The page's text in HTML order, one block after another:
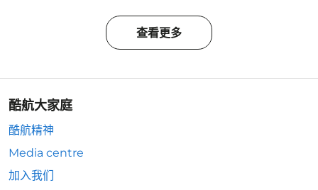
查看更多
酷航大家庭
酷航精神
Media centre
加入我们